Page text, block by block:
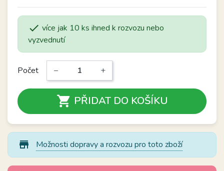
 více jak 10 ks ihned k rozvozu nebo
vyzvednutí
Počet − +
 PŘIDAT DO KOŠÍKU
store_mall_directory Možnosti dopravy a rozvozu pro toto zboží